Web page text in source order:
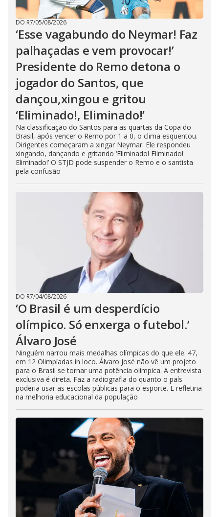
DO R7/05/08/2026
‘Esse vagabundo do Neymar! Faz
palhaçadas e vem provocar!’
Presidente do Remo detona o
jogador do Santos, que
dançou,xingou e gritou
‘Eliminado!, Eliminado!’
Na classificação do Santos para as quartas da Copa do
Brasil, após vencer o Remo por 1 a 0, o clima esquentou.
Dirigentes começaram a xingar Neymar. Ele respondeu
xingando, dançando e gritando ‘Eliminado! Eliminado!
Eliminado!’ O STJD pode suspender o Remo e o santista
pela confusão
DO R7/04/08/2026
‘O Brasil é um desperdício
olímpico. Só enxerga o futebol.’
Álvaro José
Ninguém narrou mais medalhas olímpicas do que ele. 47,
em 12 Olimpíadas in loco. Álvaro José não vê um projeto
para o Brasil se tornar uma potência olímpica. A entrevista
exclusiva é direta. Faz a radiografia do quanto o país
poderia usar as escolas públicas para o esporte. E refletiria
na melhoria educacional da população